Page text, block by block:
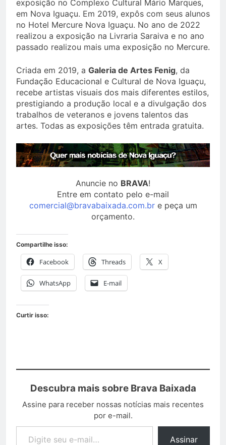
exposição no Complexo Cultural Mário Marques,
em Nova Iguaçu. Em 2019, expôs com seus alunos
no Hotel Mercure Nova Iguaçu. No ano de 2022
realizou a exposição na Livraria Saraiva e no ano
passado realizou mais uma exposição no Mercure.
Criada em 2019, a Galeria de Artes Fenig, da
Fundação Educacional e Cultural de Nova Iguaçu,
recebe artistas visuais dos mais diferentes estilos,
prestigiando a produção local e a divulgação dos
trabalhos de veteranos e jovens talentos das
artes. Todas as exposições têm entrada gratuita.
Anuncie no BRAVA!
Entre em contato pelo e-mail
comercial@bravabaixada.com.bre peça um
orçamento.
Compartilhe isso:
Facebook Threads X
WhatsApp E-mail
Curtir isso:
Descubra mais sobre Brava Baixada
Assine para receber nossas notícias mais recentes
por e-mail.
Assinar